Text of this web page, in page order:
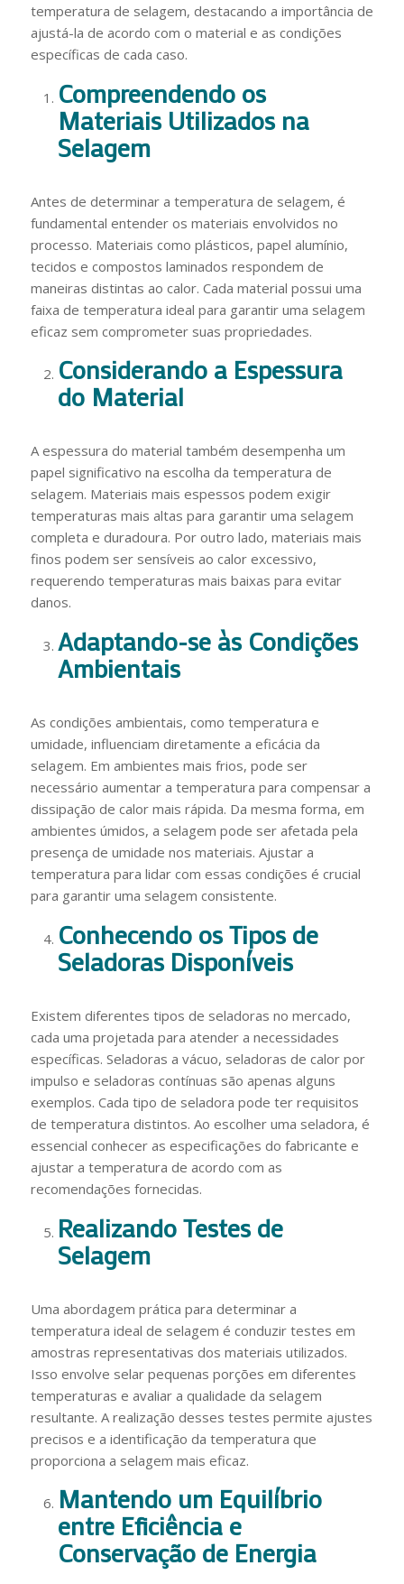
temperatura de selagem, destacando a importância de
ajustá-la de acordo com o material e as condições
específicas de cada caso.
Compreendendo os
Materiais Utilizados na
Selagem
Antes de determinar a temperatura de selagem, é
fundamental entender os materiais envolvidos no
processo. Materiais como plásticos, papel alumínio,
tecidos e compostos laminados respondem de
maneiras distintas ao calor. Cada material possui uma
faixa de temperatura ideal para garantir uma selagem
eficaz sem comprometer suas propriedades.
Considerando a Espessura
do Material
A espessura do material também desempenha um
papel significativo na escolha da temperatura de
selagem. Materiais mais espessos podem exigir
temperaturas mais altas para garantir uma selagem
completa e duradoura. Por outro lado, materiais mais
finos podem ser sensíveis ao calor excessivo,
requerendo temperaturas mais baixas para evitar
danos.
Adaptando-se às Condições
Ambientais
As condições ambientais, como temperatura e
umidade, influenciam diretamente a eficácia da
selagem. Em ambientes mais frios, pode ser
necessário aumentar a temperatura para compensar a
dissipação de calor mais rápida. Da mesma forma, em
ambientes úmidos, a selagem pode ser afetada pela
presença de umidade nos materiais. Ajustar a
temperatura para lidar com essas condições é crucial
para garantir uma selagem consistente.
Conhecendo os Tipos de
Seladoras Disponíveis
Existem diferentes tipos de seladoras no mercado,
cada uma projetada para atender a necessidades
específicas. Seladoras a vácuo, seladoras de calor por
impulso e seladoras contínuas são apenas alguns
exemplos. Cada tipo de seladora pode ter requisitos
de temperatura distintos. Ao escolher uma seladora, é
essencial conhecer as especificações do fabricante e
ajustar a temperatura de acordo com as
recomendações fornecidas.
Realizando Testes de
Selagem
Uma abordagem prática para determinar a
temperatura ideal de selagem é conduzir testes em
amostras representativas dos materiais utilizados.
Isso envolve selar pequenas porções em diferentes
temperaturas e avaliar a qualidade da selagem
resultante. A realização desses testes permite ajustes
precisos e a identificação da temperatura que
proporciona a selagem mais eficaz.
Mantendo um Equilíbrio
entre Eficiência e
Conservação de Energia